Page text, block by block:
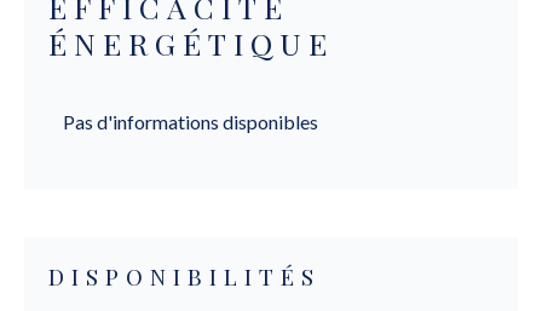
ÉNERGÉTIQUE
Pas d'informations disponibles
DISPONIBILITÉS